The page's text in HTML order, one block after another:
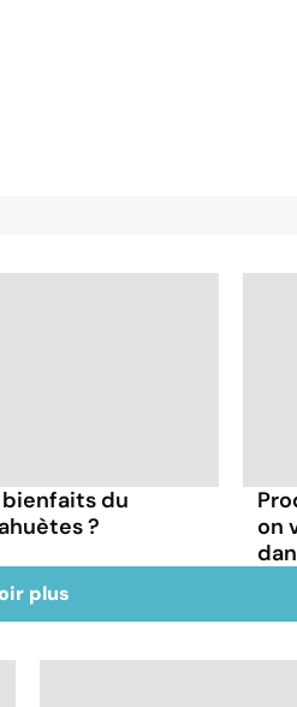
du
?
on
plus